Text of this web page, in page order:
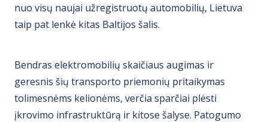
nuo visų naujai užregistruotų automobilių, Lietuva
taip pat lenkė kitas Baltijos šalis.
Bendras elektromobilių skaičiaus augimas ir
geresnis šių transporto priemonių pritaikymas
tolimesnėms kelionėms, verčia sparčiai plėsti
įkrovimo infrastruktūrą ir kitose šalyse. Patogumo